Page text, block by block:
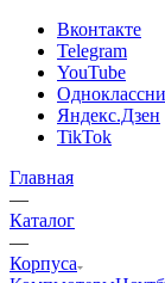
Вконтакте
Telegram
YouTube
Яндекс.Дзен
TikTok
Главная
—
Каталог
—
Корпуса